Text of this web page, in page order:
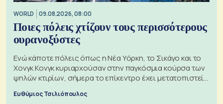
WORLD 09.08.2026, 08:00
Ποιες πόλεις χτίζουν τους περισσότερους
ουρανοξύστες
Ενώ κάποτε πόλεις όπως η Νέα Υόρκη, το Σικάγο και το
Χονγκ Κονγκ κυριαρχούσαν στην παγκόσμια κούρσα των
ψηλών κτιρίων, σήμερα το επίκεντρο έχει μετατοπιστεί
Ευθύμιος Τσιλιόπουλος